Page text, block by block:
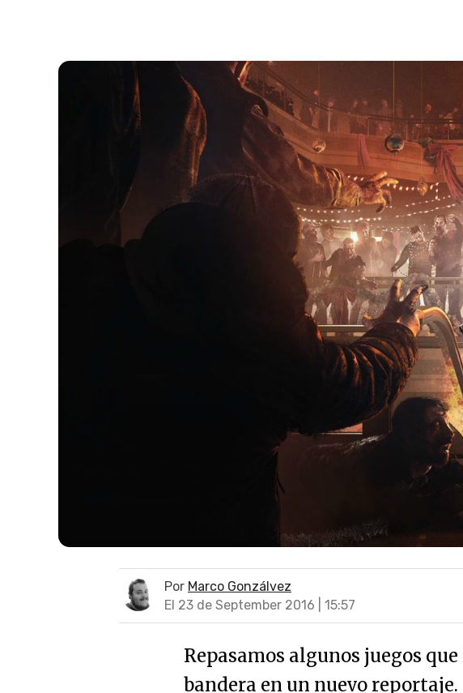
Por Marco Gonzálvez
El 23 de September 2016 | 15:57
Repasamos algunos juegos
bandera en un nuevo reportaje.